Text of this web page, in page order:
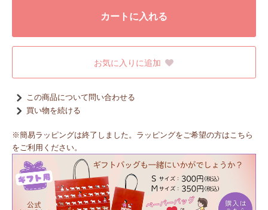
カートに入れる
お気に入りに追加
この商品について問い合わせる
買い物を続ける
※簡易ラッピングは終了しました。ラッピングをご希望の方はこちら
をご利用ください。